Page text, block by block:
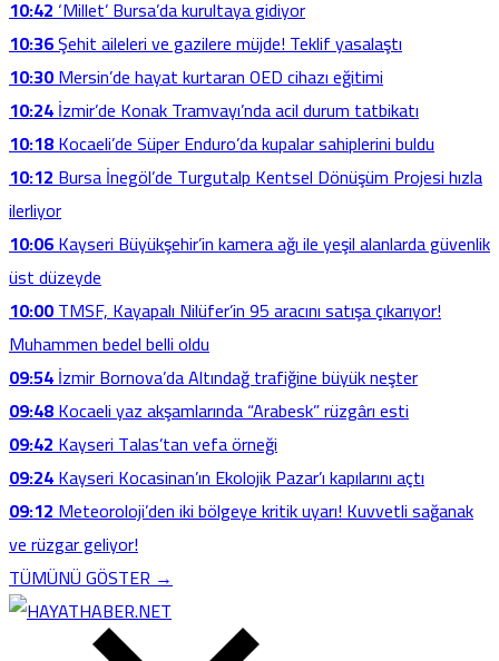
10:42‘Millet’ Bursa’da kurultaya gidiyor
10:36Şehit aileleri ve gazilere müjde! Teklif yasalaştı
10:30Mersin’de hayat kurtaran OED cihazı eğitimi
10:24İzmir’de Konak Tramvayı’nda acil durum tatbikatı
10:18Kocaeli’de Süper Enduro’da kupalar sahiplerini buldu
10:12Bursa İnegöl’de Turgutalp Kentsel Dönüşüm Projesi hızla
ilerliyor
10:06Kayseri Büyükşehir’in kamera ağı ile yeşil alanlarda güvenlik
üst düzeyde
10:00TMSF, Kayapalı Nilüfer’in 95 aracını satışa çıkarıyor!
Muhammen bedel belli oldu
09:54İzmir Bornova’da Altındağ trafiğine büyük neşter
09:48Kocaeli yaz akşamlarında “Arabesk” rüzgârı esti
09:42Kayseri Talas’tan vefa örneği
09:24Kayseri Kocasinan’ın Ekolojik Pazar’ı kapılarını açtı
09:12Meteoroloji’den iki bölgeye kritik uyarı! Kuvvetli sağanak
ve rüzgar geliyor!
TÜMÜNÜ GÖSTER →